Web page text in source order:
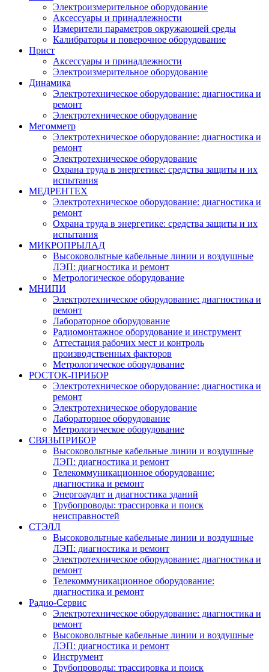
Электроизмерительное оборудование
Аксессуары и принадлежности
Измерители параметров окружающей среды
Калибраторы и поверочное оборудование
Прист
Аксессуары и принадлежности
Электроизмерительное оборудование
Динамика
Электротехническое оборудование: диагностика и
ремонт
Электротехническое оборудование
Мегомметр
Электротехническое оборудование: диагностика и
ремонт
Электротехническое оборудование
Охрана труда в энергетике: средства защиты и их
испытания
МЕДРЕНТЕХ
Электротехническое оборудование: диагностика и
ремонт
Охрана труда в энергетике: средства защиты и их
испытания
МИКРОПРЫЛАД
Высоковольтные кабельные линии и воздушные
ЛЭП: диагностика и ремонт
Метрологическое оборудование
МНИПИ
Электротехническое оборудование: диагностика и
ремонт
Лабораторное оборудование
Радиомонтажное оборудование и инструмент
Аттестация рабочих мест и контроль
производственных факторов
Метрологическое оборудование
РОСТОК-ПРИБОР
Электротехническое оборудование: диагностика и
ремонт
Электротехническое оборудование
Лабораторное оборудование
Метрологическое оборудование
СВЯЗЬПРИБОР
Высоковольтные кабельные линии и воздушные
ЛЭП: диагностика и ремонт
Телекоммуникационное оборудование:
диагностика и ремонт
Энергоаудит и диагностика зданий
Трубопроводы: трассировка и поиск
неисправностей
СТЭЛЛ
Высоковольтные кабельные линии и воздушные
ЛЭП: диагностика и ремонт
Электротехническое оборудование: диагностика и
ремонт
Телекоммуникационное оборудование:
диагностика и ремонт
Радио-Cервис
Электротехническое оборудование: диагностика и
ремонт
Высоковольтные кабельные линии и воздушные
ЛЭП: диагностика и ремонт
Инструмент
Трубопроводы: трассировка и поиск